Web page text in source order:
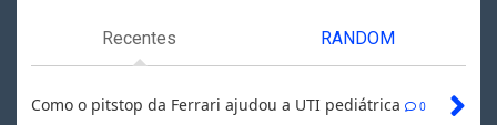
Recentes RANDOM
Como o pitstop da Ferrari ajudou a UTI pediátrica 0